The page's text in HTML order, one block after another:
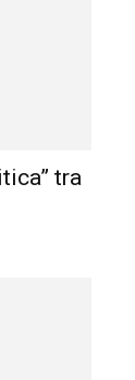
tra